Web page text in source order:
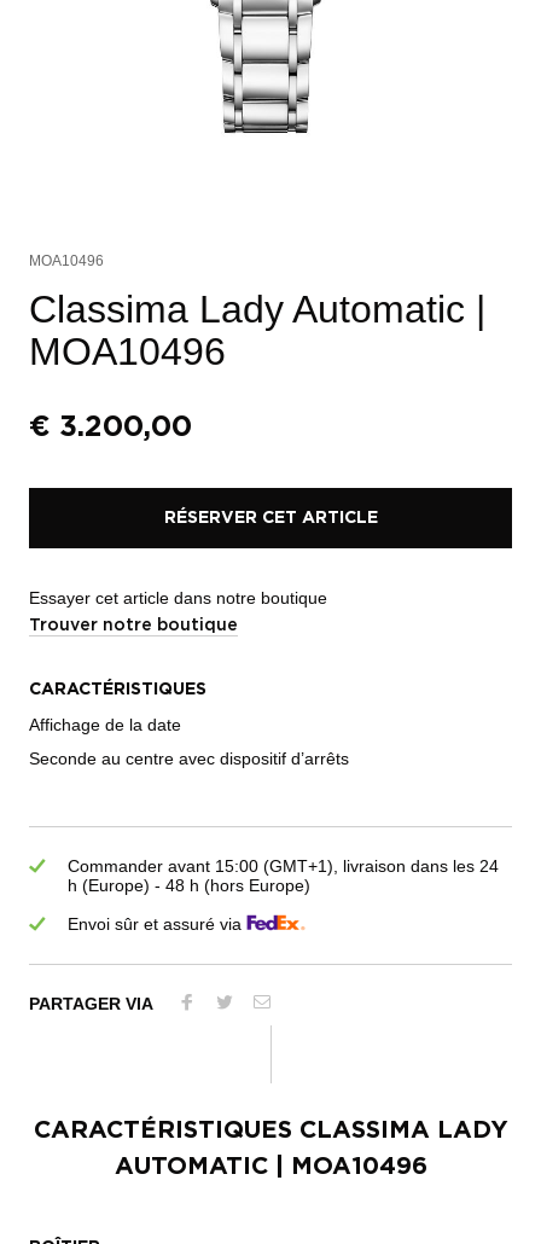
MOA10496
Classima Lady Automatic |
MOA10496
€ 3.200,00
RÉSERVER CET ARTICLE
Essayer cet article dans notre boutique
Trouver notre boutique
CARACTÉRISTIQUES
Affichage de la date
Seconde au centre avec dispositif d’arrêts
Commander avant 15:00 (GMT+1), livraison dans les 24
h (Europe) - 48 h (hors Europe)
Envoi sûr et assuré via
PARTAGER VIA
CARACTÉRISTIQUES CLASSIMA LADY
AUTOMATIC| MOA10496